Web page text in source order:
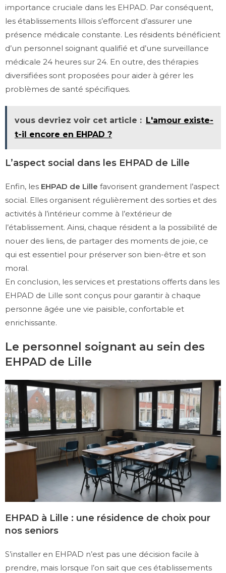
importance cruciale dans les EHPAD. Par conséquent,
les établissements lillois s’efforcent d’assurer une
présence médicale constante. Les résidents bénéficient
d’un personnel soignant qualifié et d’une surveillance
médicale 24 heures sur 24. En outre, des thérapies
diversifiées sont proposées pour aider à gérer les
problèmes de santé spécifiques.
vous devriez voir cet article : L'amour existe-
t-il encore en EHPAD ?
L’aspect social dans les EHPAD de Lille
Enfin, les EHPAD de Lille favorisent grandement l’aspect
social. Elles organisent régulièrement des sorties et des
activités à l’intérieur comme à l’extérieur de
l’établissement. Ainsi, chaque résident a la possibilité de
nouer des liens, de partager des moments de joie, ce
qui est essentiel pour préserver son bien-être et son
moral.
En conclusion, les services et prestations offerts dans les
EHPAD de Lille sont conçus pour garantir à chaque
personne âgée une vie paisible, confortable et
enrichissante.
Le personnel soignant au sein des
EHPAD de Lille
EHPAD à Lille : une résidence de choix pour
nos seniors
S’installer en EHPAD n’est pas une décision facile à
prendre, mais lorsque l’on sait que ces établissements